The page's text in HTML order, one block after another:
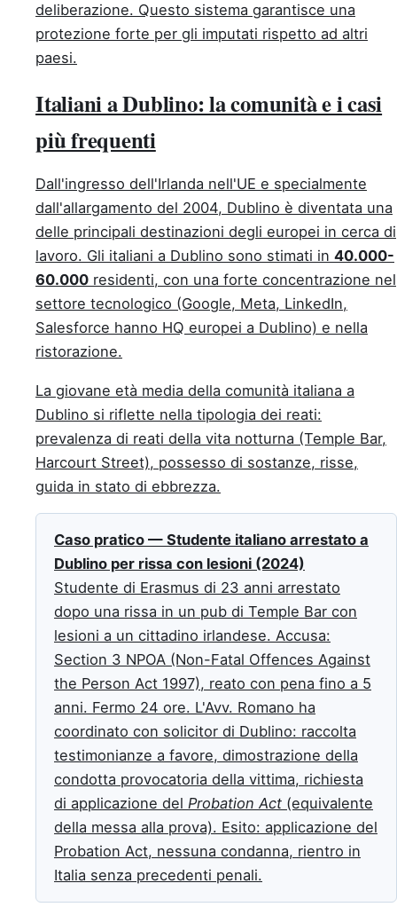
deliberazione. Questo sistema garantisce una
protezione forte per gli imputati rispetto ad altri
paesi.
Italiani a Dublino: la comunità e i casi
più frequenti
Dall'ingresso dell'Irlanda nell'UE e specialmente
dall'allargamento del 2004, Dublino è diventata una
delle principali destinazioni degli europei in cerca di
lavoro. Gli italiani a Dublino sono stimati in 40.000-
60.000 residenti, con una forte concentrazione nel
settore tecnologico (Google, Meta, LinkedIn,
Salesforce hanno HQ europei a Dublino) e nella
ristorazione.
La giovane età media della comunità italiana a
Dublino si riflette nella tipologia dei reati:
prevalenza di reati della vita notturna (Temple Bar,
Harcourt Street), possesso di sostanze, risse,
guida in stato di ebbrezza.
Caso pratico — Studente italiano arrestato a
Dublino per rissa con lesioni (2024)
Studente di Erasmus di 23 anni arrestato
dopo una rissa in un pub di Temple Bar con
lesioni a un cittadino irlandese. Accusa:
Section 3 NPOA (Non-Fatal Offences Against
the Person Act 1997), reato con pena fino a 5
anni. Fermo 24 ore. L'Avv. Romano ha
coordinato con solicitor di Dublino: raccolta
testimonianze a favore, dimostrazione della
condotta provocatoria della vittima, richiesta
di applicazione del Probation Act (equivalente
della messa alla prova). Esito: applicazione del
Probation Act, nessuna condanna, rientro in
Italia senza precedenti penali.